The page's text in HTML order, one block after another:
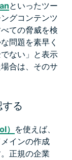
といったツー
グコンテンツ
ての脅威を検
問題を素早く
ない」と表示
合は、そのサ
る
） を使えば、
インの作成
正規の企業